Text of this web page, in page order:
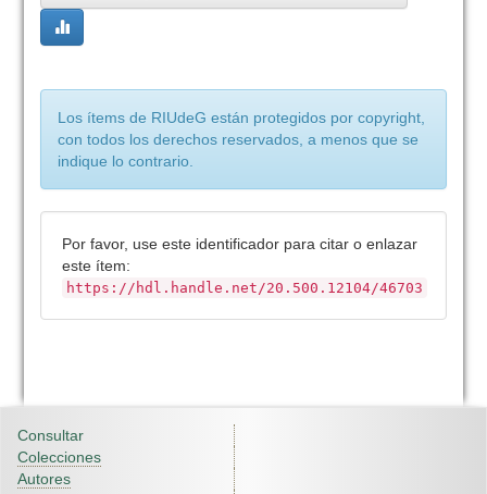
Los ítems de RIUdeG están protegidos por copyright,
con todos los derechos reservados, a menos que se
indique lo contrario.
Por favor, use este identificador para citar o enlazar
este ítem:
https://hdl.handle.net/20.500.12104/46703
Consultar
Colecciones
Autores